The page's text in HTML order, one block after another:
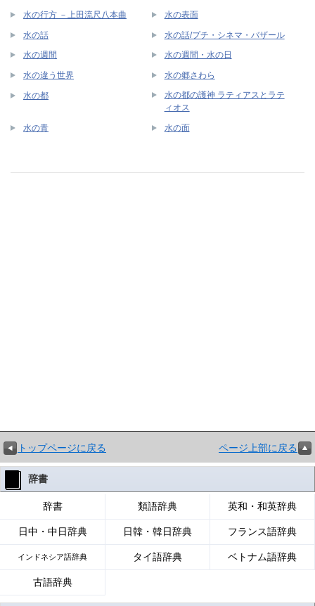
水の行方 －上田流尺八本曲 水の表面
水の話 水の話/プチ・シネマ・バザール
水の週間 水の週間・水の日
水の違う世界 水の郷さわら
水の都
水の都の護神 ラティアスとラテ
ィオス
水の青 水の面
トップページに戻る ページ上部に戻る
辞書
辞書 類語辞典 英和・和英辞典
日中・中日辞典 日韓・韓日辞典 フランス語辞典
インドネシア語辞典 タイ語辞典 ベトナム語辞典
古語辞典